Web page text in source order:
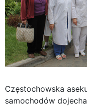
Częstochowska
samochodów